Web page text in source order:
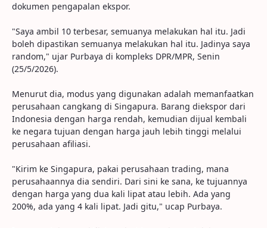
dokumen pengapalan ekspor.
"Saya ambil 10 terbesar, semuanya melakukan hal itu. Jadi
boleh dipastikan semuanya melakukan hal itu. Jadinya saya
random," ujar Purbaya di kompleks DPR/MPR, Senin
(25/5/2026).
Menurut dia, modus yang digunakan adalah memanfaatkan
perusahaan cangkang di Singapura. Barang diekspor dari
Indonesia dengan harga rendah, kemudian dijual kembali
ke negara tujuan dengan harga jauh lebih tinggi melalui
perusahaan afiliasi.
"Kirim ke Singapura, pakai perusahaan trading, mana
perusahaannya dia sendiri. Dari sini ke sana, ke tujuannya
dengan harga yang dua kali lipat atau lebih. Ada yang
200%, ada yang 4 kali lipat. Jadi gitu," ucap Purbaya.